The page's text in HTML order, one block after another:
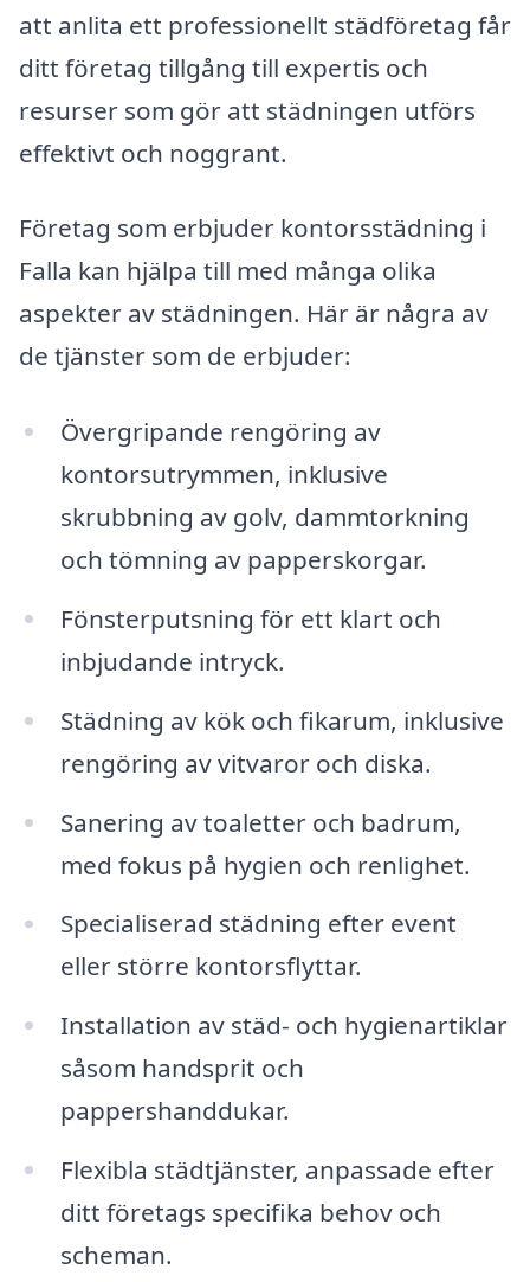
att anlita ett professionellt städföretag får
ditt företag tillgång till expertis och
resurser som gör att städningen utförs
effektivt och noggrant.
Företag som erbjuder kontorsstädning i
Falla kan hjälpa till med många olika
aspekter av städningen. Här är några av
de tjänster som de erbjuder:
Övergripande rengöring av
kontorsutrymmen, inklusive
skrubbning av golv, dammtorkning
och tömning av papperskorgar.
Fönsterputsning för ett klart och
inbjudande intryck.
Städning av kök och fikarum, inklusive
rengöring av vitvaror och diska.
Sanering av toaletter och badrum,
med fokus på hygien och renlighet.
Specialiserad städning efter event
eller större kontorsflyttar.
Installation av städ- och hygienartiklar
såsom handsprit och
pappershanddukar.
Flexibla städtjänster, anpassade efter
ditt företags specifika behov och
scheman.